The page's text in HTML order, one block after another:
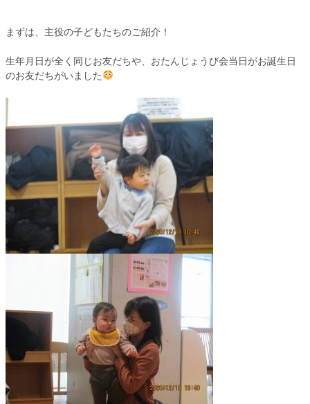
まずは、主役の子どもたちのご紹介！
生年月日が全く同じお友だちや、おたんじょうび会当日がお誕生日
のお友だちがいました